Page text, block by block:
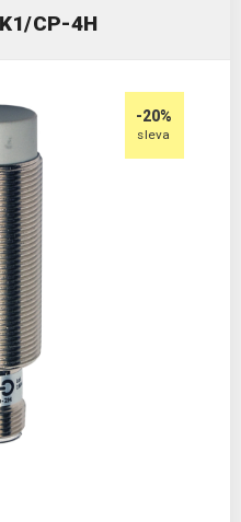
CP-4H
-20%
sleva